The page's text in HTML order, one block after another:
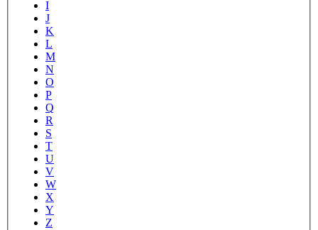
I
J
K
L
M
N
O
P
Q
R
S
T
U
V
W
X
Y
Z